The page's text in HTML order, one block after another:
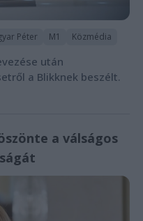
Péter M1 Közmédia
után
a Blikknek beszélt.
a válságos